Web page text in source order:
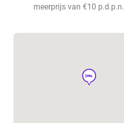
meerprijs van €10 p.d.p.n.
hotel